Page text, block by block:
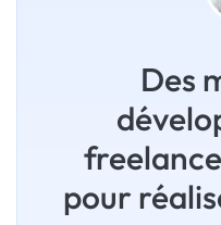
Des
pour